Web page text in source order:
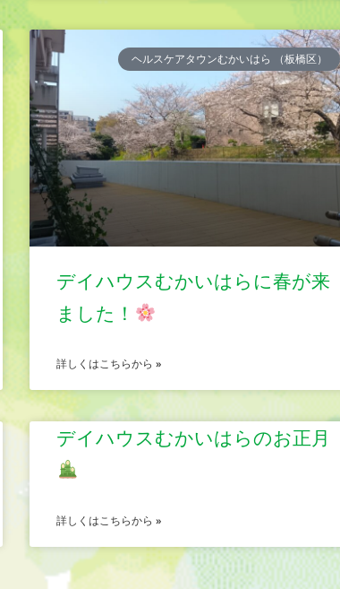
ヘルスケアタウンむかいはら （板橋区）
デイハウスむかいはらに春が来
ました！
詳しくはこちらから »
デイハウスむかいはらのお正月
詳しくはこちらから »